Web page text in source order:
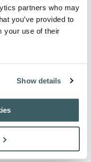
partners who may
you’ve provided to
your use of their
Show details
del Collegio S.